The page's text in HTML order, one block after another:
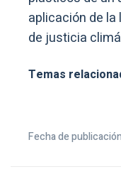
aplicación de
de justicia
Temas
Fecha de